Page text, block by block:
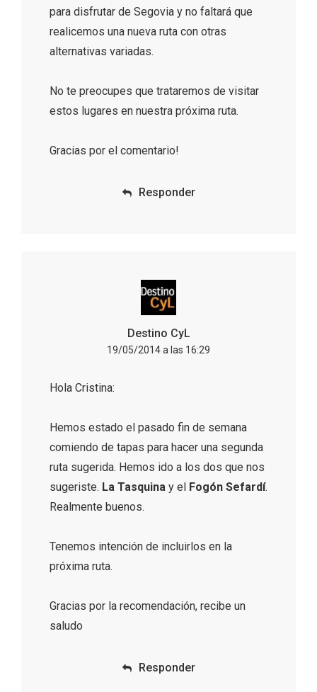
para disfrutar de Segovia y no faltará que
realicemos una nueva ruta con otras
alternativas variadas.
No te preocupes que trataremos de visitar
estos lugares en nuestra próxima ruta.
Gracias por el comentario!
Responder
Destino CyL
19/05/2014 a las 16:29
Hola Cristina:
Hemos estado el pasado fin de semana
comiendo de tapas para hacer una segunda
ruta sugerida. Hemos ido a los dos que nos
sugeriste. La Tasquina y el Fogón Sefardí.
Realmente buenos.
Tenemos intención de incluirlos en la
próxima ruta.
Gracias por la recomendación, recibe un
saludo
Responder
El árbol de Navidad de Fuenterrebollo